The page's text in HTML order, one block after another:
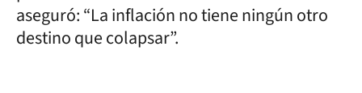
aseguró: “La inflación no tiene ningún otro
destino que colapsar”.